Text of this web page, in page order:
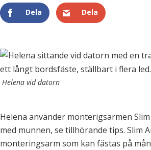
Dela Dela
Helena vid datorn
Helena använder monterigsarmen
med munnen, se tillhörande tips. Slim
monteringsarm som kan fästas på